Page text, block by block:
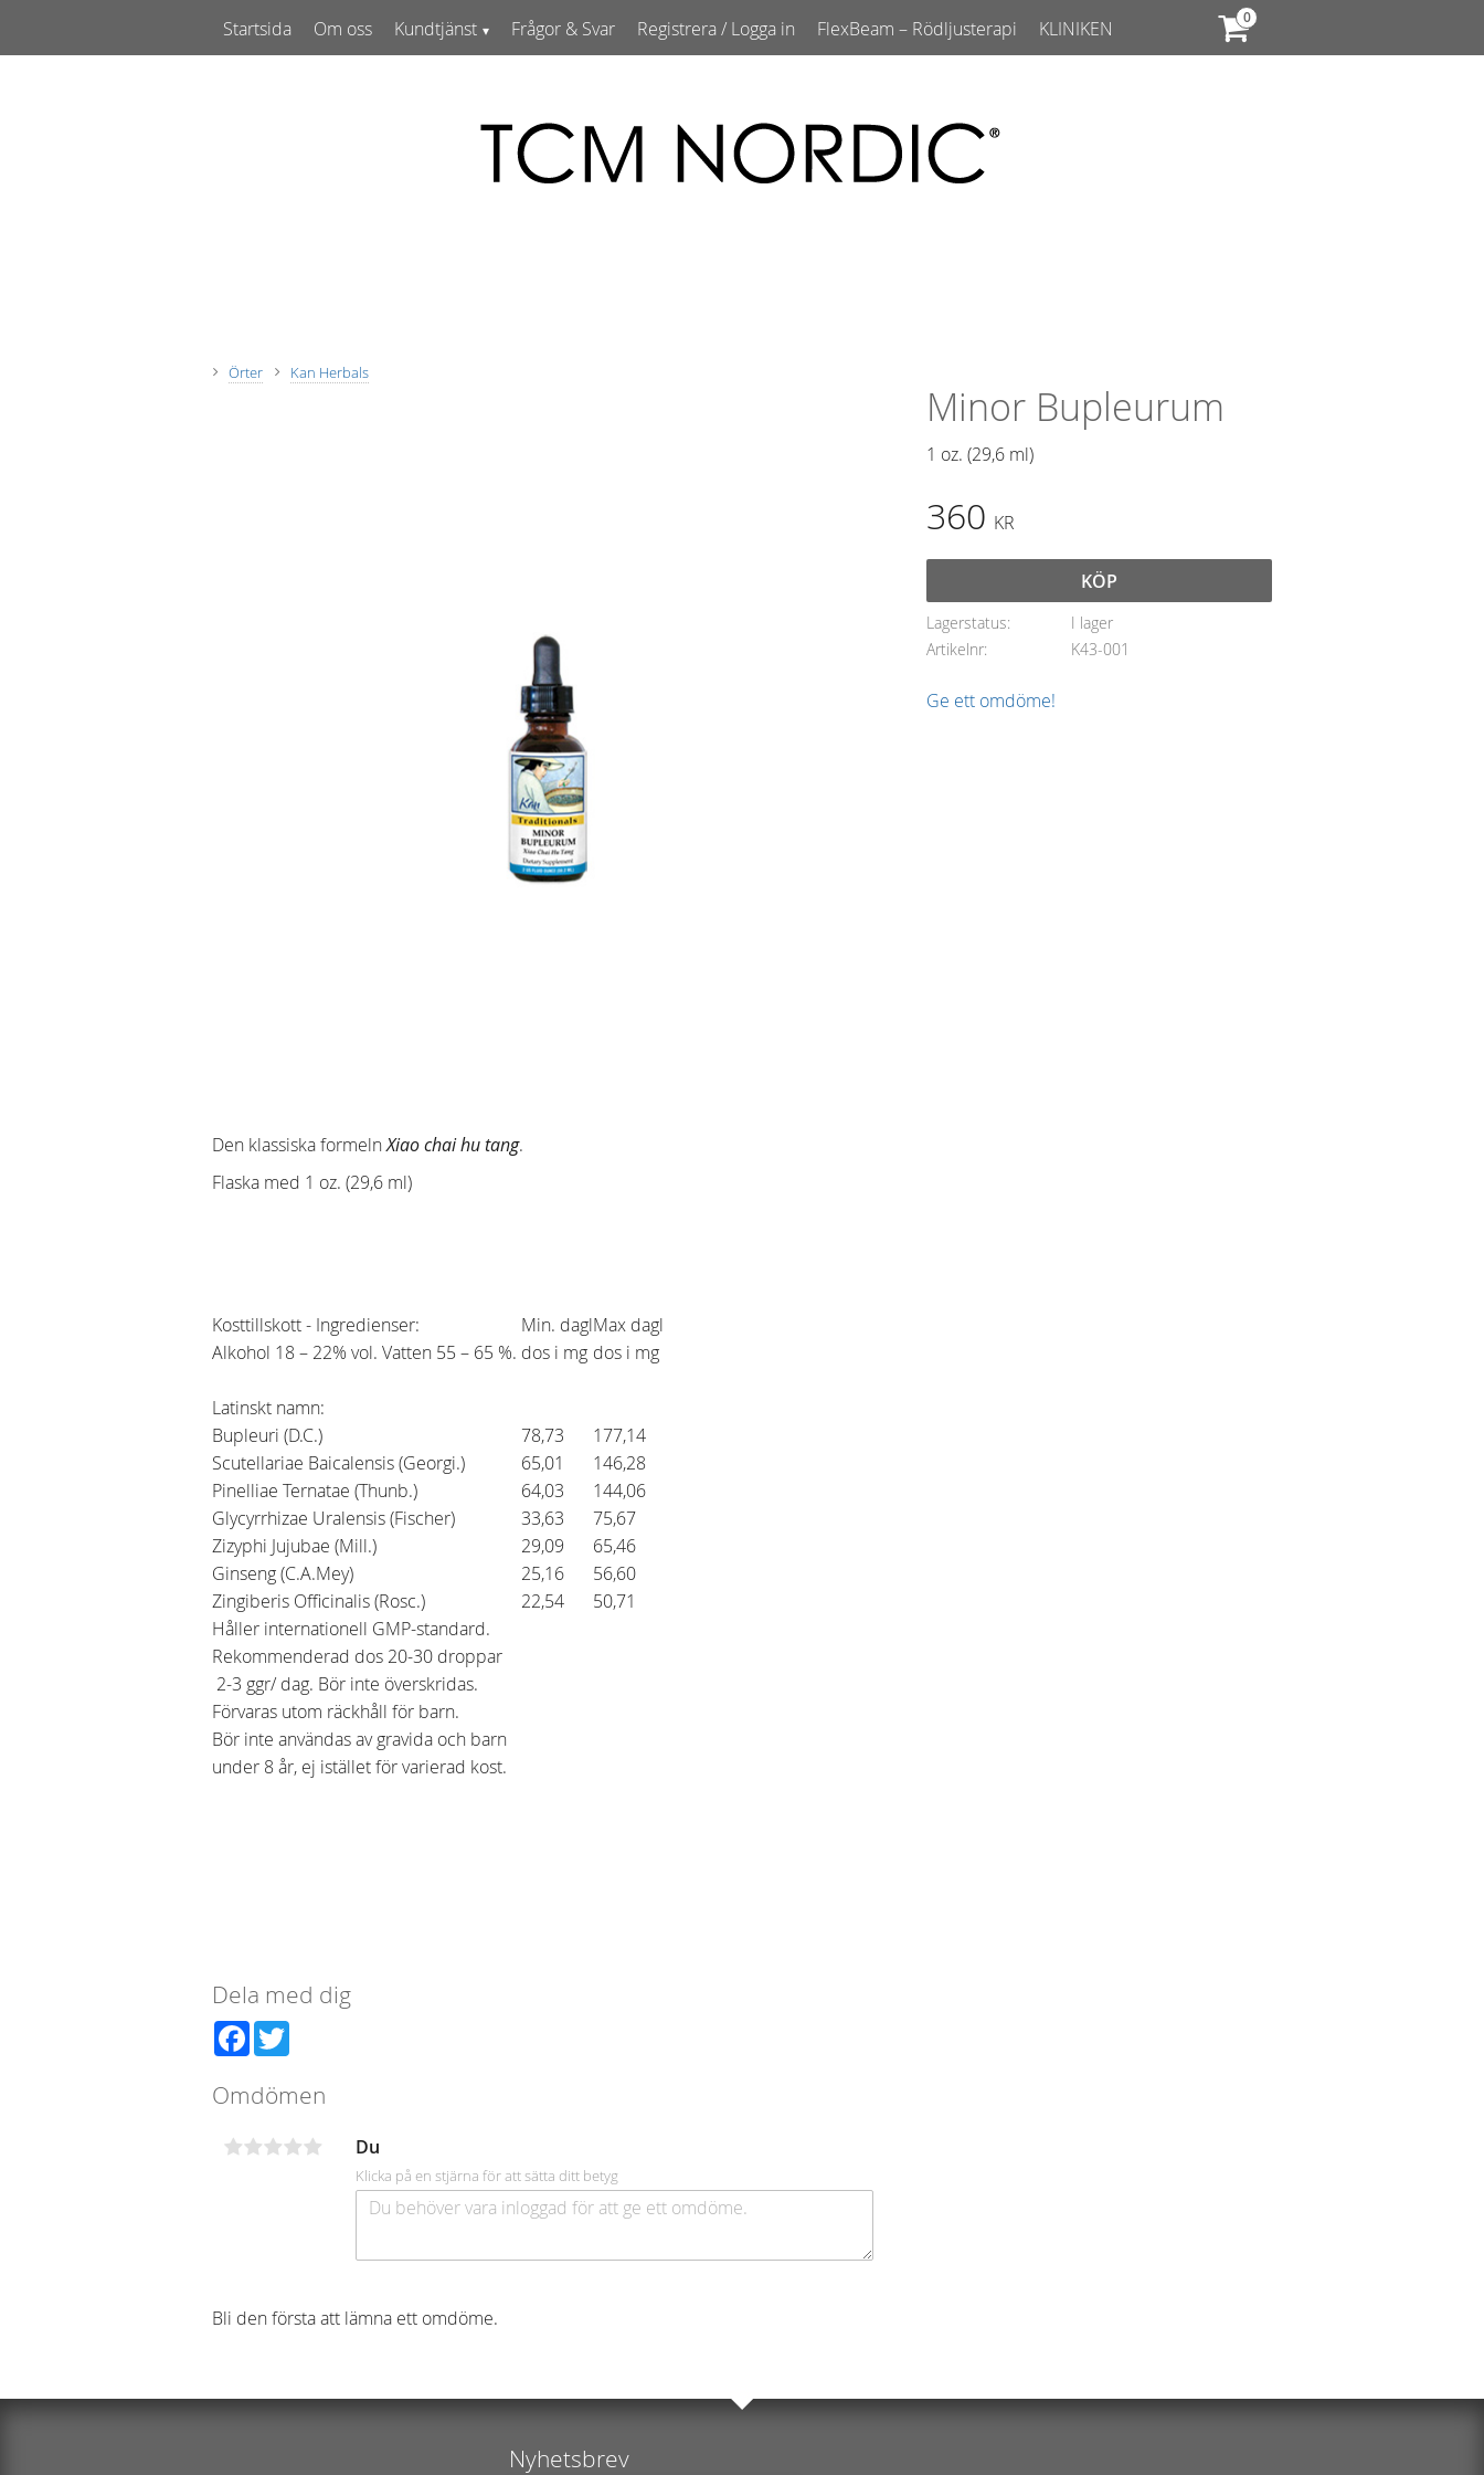
Startsida Om oss Kundtjänst Frågor & Svar Registrera / Logga in FlexBeam – Rödljusterapi KLINIKEN
Örter Kan Herbals
Minor Bupleurum
1 oz. (29,6 ml)​
360 KR
KÖP
Lagerstatus
I lager
Artikelnr
K43-001
Ge ett omdöme!
Den klassiska formelnXiao chai hu tang.
Flaska med 1 oz. (29,6 ml)
Kosttillskott - Ingredienser: Min. daglMax dagl
Alkohol 18 – 22% vol. Vatten 55 – 65 %. dos i mg dos i mg
Latinskt namn:
Bupleuri (D.C.)
78,73
177,14
Scutellariae Baicalensis (Georgi.)
65,01
146,28
Pinelliae Ternatae (Thunb.)
64,03
144,06
Glycyrrhizae Uralensis (Fischer)
33,63
75,67
Zizyphi Jujubae (Mill.)
29,09
65,46
Ginseng (C.A.Mey)
25,16
56,60
Zingiberis Officinalis (Rosc.)
22,54
50,71
Håller internationell GMP-standard.
Rekommenderad dos 20-30 droppar
2-3 ggr/ dag. Bör inte överskridas.
Förvaras utom räckhåll för barn.
Bör inte användas av gravida och barn
under 8 år, ej istället för varierad kost.
Dela med dig
Facebook
Omdömen
Du
Klicka på en stjärna för att sätta ditt betyg
Bli den första att lämna ett omdöme.
Nyhetsbrev